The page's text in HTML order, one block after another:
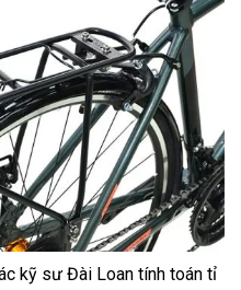
kỹ sư Đài Loan tính toán tỉ